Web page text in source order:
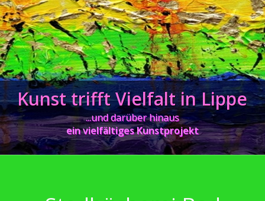
Finanzamt Detmold
Klinikum Detmold - Stationsausstellung
Stadtbücherei Bad Salzuflen
Klinikum Bad Salzuflen
Kurgastzentrum Horn - Bad Meinberg
Stadt Oerlinghausen
Ausstellungen 2023
Kunst trifft Vielfalt in Lippe
​...und darüber hinaus
ein vielfältiges Kunstprojekt